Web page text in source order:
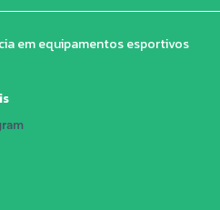
em equipamentos esportivos